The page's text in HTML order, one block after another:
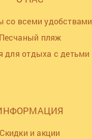
со всеми удобствами
Песчаный пляж
для отдыха с детьми
Скидки и акции